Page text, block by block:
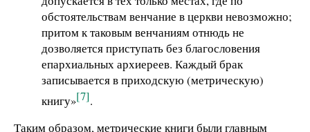
обстоятельствам венчание в церкви невозможно;
притом к таковым венчаниям отнюдь не
дозволяется приступать без благословения
епархиальных архиереев. Каждый брак
записывается в приходскую (метрическую)
книгу»[7].
Таким образом, метрические книги были главным